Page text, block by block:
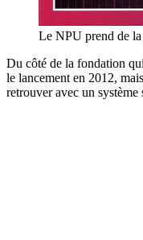
Le NPU prend de la
Du côté de la fondation
le lancement en 2012,
retrouver avec un